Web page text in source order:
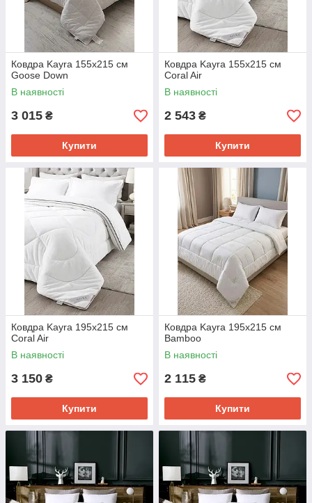
Ковдра Kayra 155x215 см
Goose Down
В наявності
3 015 ₴
Купити
Ковдра Kayra 155x215 см
Coral Air
В наявності
2 543 ₴
Купити
Ковдра Kayra 195x215 см
Coral Air
В наявності
3 150 ₴
Купити
Ковдра Kayra 195x215 см
Bamboo
В наявності
2 115 ₴
Купити